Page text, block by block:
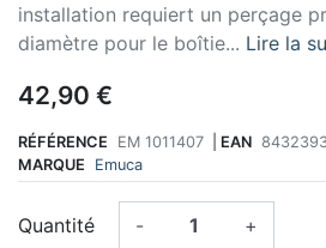
installation requiert un perçage
diamètre pour le boîtie... Lire la
42,90 €
RÉFÉRENCE EM 1011407 EAN
MARQUE
Emuca
Quantité - +